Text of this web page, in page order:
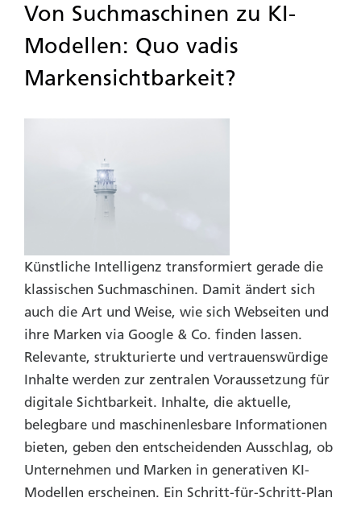
Von Suchmaschinen zu KI-
Modellen: Quo vadis
Markensichtbarkeit?
Künstliche Intelligenz transformiert gerade die
klassischen Suchmaschinen. Damit ändert sich
auch die Art und Weise, wie sich Webseiten und
ihre Marken via Google & Co. finden lassen.
Relevante, strukturierte und vertrauenswürdige
Inhalte werden zur zentralen Voraussetzung für
digitale Sichtbarkeit. Inhalte, die aktuelle,
belegbare und maschinenlesbare Informationen
bieten, geben den entscheidenden Ausschlag, ob
Unternehmen und Marken in generativen KI-
Modellen erscheinen. Ein Schritt-für-Schritt-Plan